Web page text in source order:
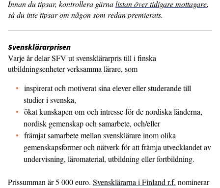
Innan du tipsar, kontrollera gärnalistan över tidigare mottagare,
så du inte tipsar om någon som redan premierats.
Svensklärarprisen
Varje år delar SFV ut svensklärarpris till i finska
utbildningsenheter verksamma lärare, som
inspirerat och motiverat sina elever eller studerande till
studier i svenska,
ökat kunskapen om och intresse för de nordiska länderna,
nordisk gemenskap och samarbete, och/eller
främjat samarbete mellan svensklärare inom olika
gemenskapsformer och nätverk för att främja utvecklandet av
undervisning, läromaterial, utbildning eller fortbildning.
Prissumman är 5 000 euro. Svensklärarna i Finland r.f. nominerar